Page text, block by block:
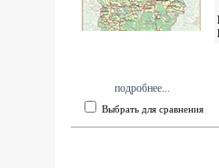
подробнее...
Выбрать для сравнения